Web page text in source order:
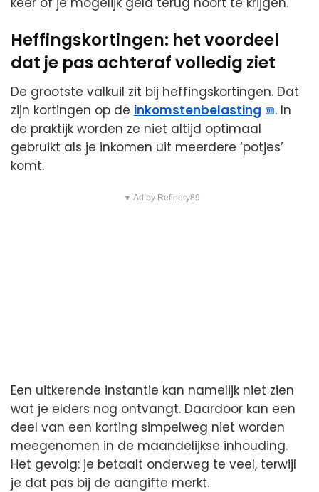
Heffingskortingen: het voordeel
dat je pas achteraf volledig ziet
De grootste valkuil zit bij heffingskortingen. Dat
zijn kortingen op de inkomstenbelasting
. In
de praktijk worden ze niet altijd optimaal
gebruikt als je inkomen uit meerdere ‘potjes’
komt.
▼ Ad by Refinery89
Een uitkerende instantie kan namelijk niet zien
wat je elders nog ontvangt. Daardoor kan een
deel van een korting simpelweg niet worden
meegenomen in de maandelijkse inhouding.
Het gevolg: je betaalt onderweg te veel, terwijl
je dat pas bij de aangifte merkt.